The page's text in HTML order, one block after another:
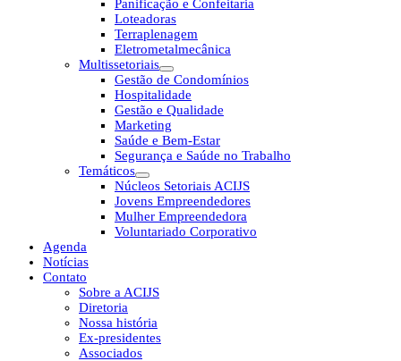
Panificação e Confeitaria
Loteadoras
Terraplenagem
Eletrometalmecânica
Multissetoriais
Gestão de Condomínios
Hospitalidade
Gestão e Qualidade
Marketing
Saúde e Bem-Estar
Segurança e Saúde no Trabalho
Temáticos
Núcleos Setoriais ACIJS
Jovens Empreendedores
Mulher Empreendedora
Voluntariado Corporativo
Agenda
Notícias
Contato
Sobre a ACIJS
Diretoria
Nossa história
Ex-presidentes
Associados